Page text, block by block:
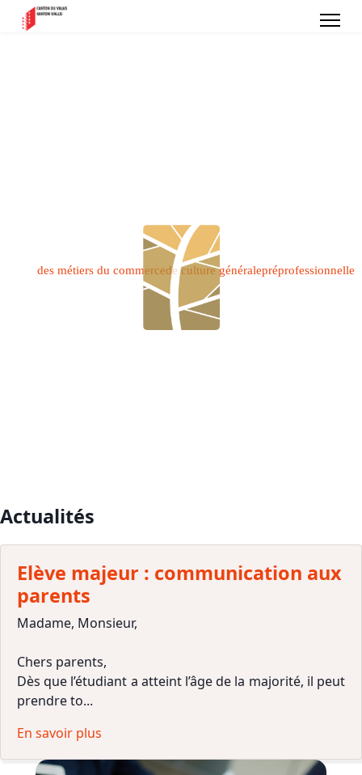
des métiers du commercede culture généralepréprofessionnelle
ECCG-EPP
Actualités
Elève majeur : communication aux
parents
Madame, Monsieur,
Chers parents,
Dès que l’étudiant a atteint l’âge de la majorité, il peut
prendre to...
En savoir plus